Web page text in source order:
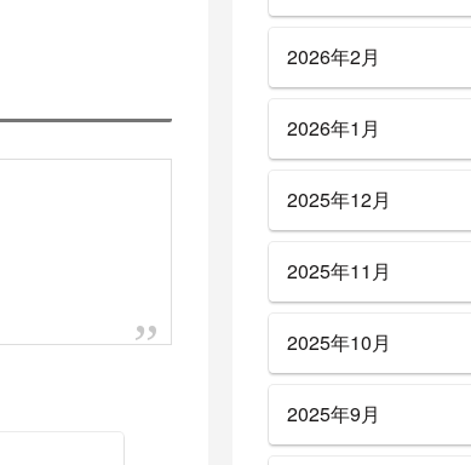
2026年2月
2026年1月
2025年12月
2025年11月
2025年10月
2025年9月